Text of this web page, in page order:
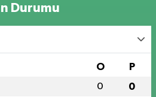
Durumu
O P
0 0